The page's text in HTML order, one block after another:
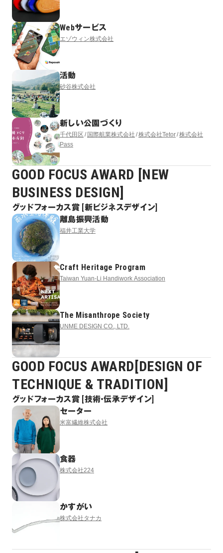
Webサービス
エゾウィン株式会社
活動
砂谷株式会社
新しい公園づくり
千代田区 国際航業株式会社 株式会社Tetor 株式会社
Pass
GOOD FOCUS AWARD [NEW
BUSINESS DESIGN]
グッドフォーカス賞 [新ビジネスデザイン]
離島振興活動
福井工業大学
Craft Heritage Program
Taiwan Yuan-Li Handiwork Association
The Misanthrope Society
UNME DESIGN CO., LTD.
GOOD FOCUS AWARD[DESIGN OF
TECHNIQUE & TRADITION]
グッドフォーカス賞 [技術・伝承デザイン]
セーター
米富繊維株式会社
食器
株式会社224
かすがい
株式会社タナカ